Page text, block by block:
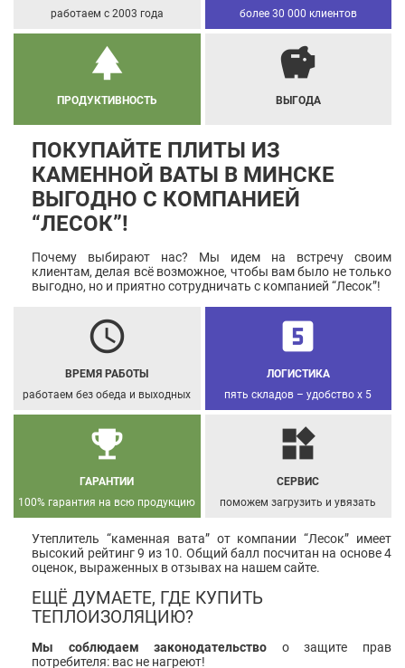
работаем с 2003 года
более 30 000 клиентов
park
ПРОДУКТИВНОСТЬ
savings
ВЫГОДА
ПОКУПАЙТЕ ПЛИТЫ ИЗ
КАМЕННОЙ ВАТЫ В МИНСКЕ
ВЫГОДНО С КОМПАНИЕЙ
“ЛЕСОК”!
Почему выбирают нас? Мы идем на встречу своим
клиентам, делая всё возможное, чтобы вам было не только
выгодно, но и приятно сотрудничать с компанией “Лесок”!
schedule
ВРЕМЯ РАБОТЫ
работаем без обеда и выходных
looks_5
ЛОГИСТИКА
пять складов – удобство х 5
emoji_events
ГАРАНТИИ
100% гарантия на всю продукцию
widgets
СЕРВИС
поможем загрузить и увязать
Утеплитель “каменная вата” от компании “Лесок” имеет
высокий рейтинг 9 из 10. Общий балл посчитан на основе 4
оценок, выраженных в отзывах на нашем сайте.
ЕЩЁ ДУМАЕТЕ, ГДЕ КУПИТЬ
ТЕПЛОИЗОЛЯЦИЮ?
Мы соблюдаем законодательство о защите прав
потребителя: вас не нагреют!